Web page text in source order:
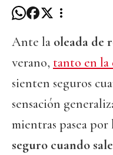
Ante la oleada de
verano, tanto en la
sienten seguros
sensación
mientras pasea
seguro cuando